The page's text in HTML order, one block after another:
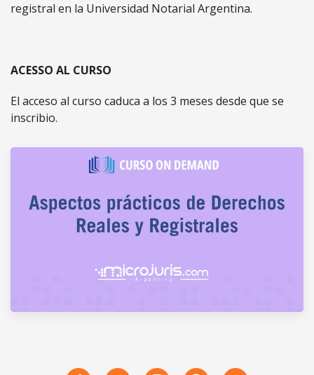
registral en la Universidad Notarial Argentina.
ACESSO AL CURSO
El acceso al curso caduca a los 3 meses desde que se
inscribio.